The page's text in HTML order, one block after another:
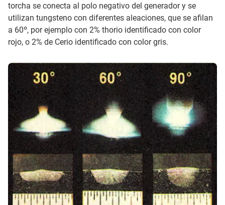
torcha se conecta al polo negativo del generador y se
utilizan tungsteno con diferentes aleaciones, que se afilan
a 60º, por ejemplo con 2% thorio identificado con color
rojo, o 2% de Cerio identificado con color gris.